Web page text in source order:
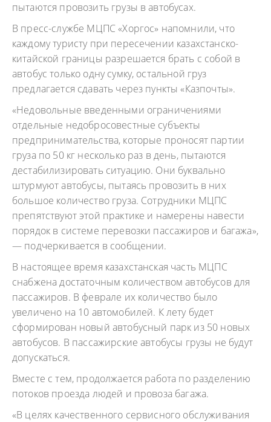
пытаются провозить грузы в автобусах.
В пресс-службе МЦПС «Хоргос» напомнили, что
каждому туристу при пересечении казахстанско-
китайской границы разрешается брать с собой в
автобус только одну сумку, остальной груз
предлагается сдавать через пункты «Казпочты».
«Недовольные введенными ограничениями
отдельные недобросовестные субъекты
предпринимательства, которые проносят партии
груза по 50 кг несколько раз в день, пытаются
дестабилизировать ситуацию. Они буквально
штурмуют автобусы, пытаясь провозить в них
большое количество груза. Сотрудники МЦПС
препятствуют этой практике и намерены навести
порядок в системе перевозки пассажиров и багажа»,
— подчеркивается в сообщении.
В настоящее время казахстанская часть МЦПС
снабжена достаточным количеством автобусов для
пассажиров. В феврале их количество было
увеличено на 10 автомобилей. К лету будет
сформирован новый автобусный парк из 50 новых
автобусов. В пассажирские автобусы грузы не будут
допускаться.
Вместе с тем, продолжается работа по разделению
потоков проезда людей и провоза багажа.
«В целях качественного сервисного обслуживания